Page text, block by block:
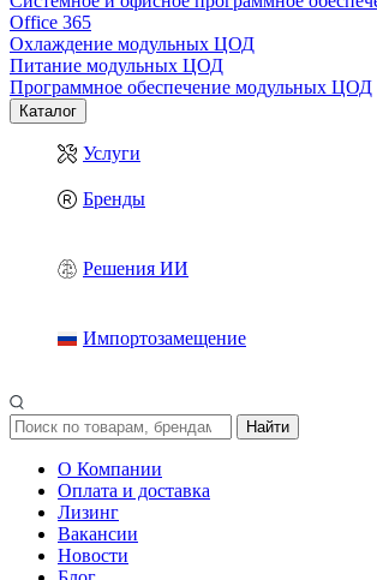
Office 365
Охлаждение модульных ЦОД
Питание модульных ЦОД
Программное обеспечение модульных ЦОД
Каталог
Услуги
Бренды
Решения ИИ
Импортозамещение
Найти
О Компании
Оплата и доставка
Лизинг
Вакансии
Новости